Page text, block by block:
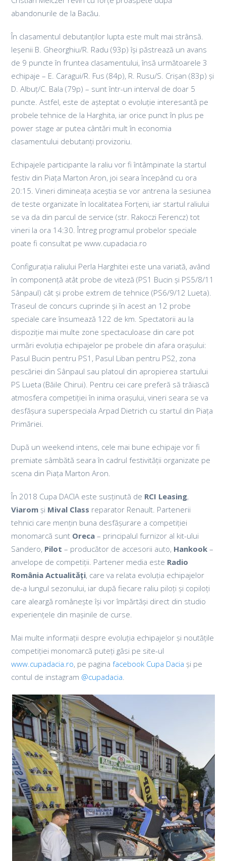
abandonurile de la Bacău.
În clasamentul debutanților lupta este mult mai strânsă.
Ieșenii B. Gheorghiu/R. Radu (93p) își păstrează un avans
de 9 puncte în fruntea clasamentului, însă următoarele 3
echipaje – E. Caragui/R. Fus (84p), R. Rusu/S. Crișan (83p) și
D. Albuț/C. Bala (79p) – sunt într-un interval de doar 5
puncte. Astfel, este de așteptat o evoluție interesantă pe
probele tehnice de la Harghita, iar orice punct în plus pe
power stage ar putea cântări mult în economia
clasamentului debutanți provizoriu.
Echipajele participante la raliu vor fi întâmpinate la startul
festiv din Piața Marton Aron, joi seara începând cu ora
20:15. Vineri dimineața aceștia se vor antrena la sesiunea
de teste organizate în localitatea Forțeni, iar startul raliului
se va da din parcul de service (str. Rakoczi Ferencz) tot
vineri la ora 14:30. Întreg programul probelor speciale
poate fi consultat pe www.cupadacia.ro
Configurația raliului Perla Harghitei este una variată, având
în componență atât probe de viteză (PS1 Bucin și PS5/8/11
Sânpaul) cât și probe extrem de tehnice (PS6/9/12 Lueta).
Traseul de concurs cuprinde și în acest an 12 probe
speciale care însumează 122 de km. Spectatorii au la
dispoziție mai multe zone spectaculoase din care pot
urmări evoluția echipajelor pe probele din afara orașului:
Pasul Bucin pentru PS1, Pasul Liban pentru PS2, zona
pescăriei din Sânpaul sau platoul din apropierea startului
PS Lueta (Băile Chirui). Pentru cei care preferă să trăiască
atmosfera competiției în inima orașului, vineri seara se va
desfășura superspeciala Arpad Dietrich cu startul din Piața
Primăriei.
După un weekend intens, cele mai bune echipaje vor fi
premiate sâmbătă seara în cadrul festivității organizate pe
scena din Piața Marton Aron.
În 2018 Cupa DACIA este susținută de RCI Leasing,
Viarom și Mival Class reparator Renault. Partenerii
tehnici care mențin buna desfășurare a competiției
monomarcă sunt Oreca – principalul furnizor al kit-ului
Sandero, Pilot – producător de accesorii auto, Hankook –
anvelope de competiții. Partener media este Radio
România Actualități, care va relata evoluția echipajelor
de-a lungul sezonului, iar după fiecare raliu piloți și copiloți
care aleargă românește își vor împărtăși direct din studio
experiențele din mașinile de curse.
Mai multe informații despre evoluția echipajelor și noutățile
competiției monomarcă puteți găsi pe site-ul
www.cupadacia.ro, pe paginafacebook Cupa Dacia și pe
contul de instagram @cupadacia.